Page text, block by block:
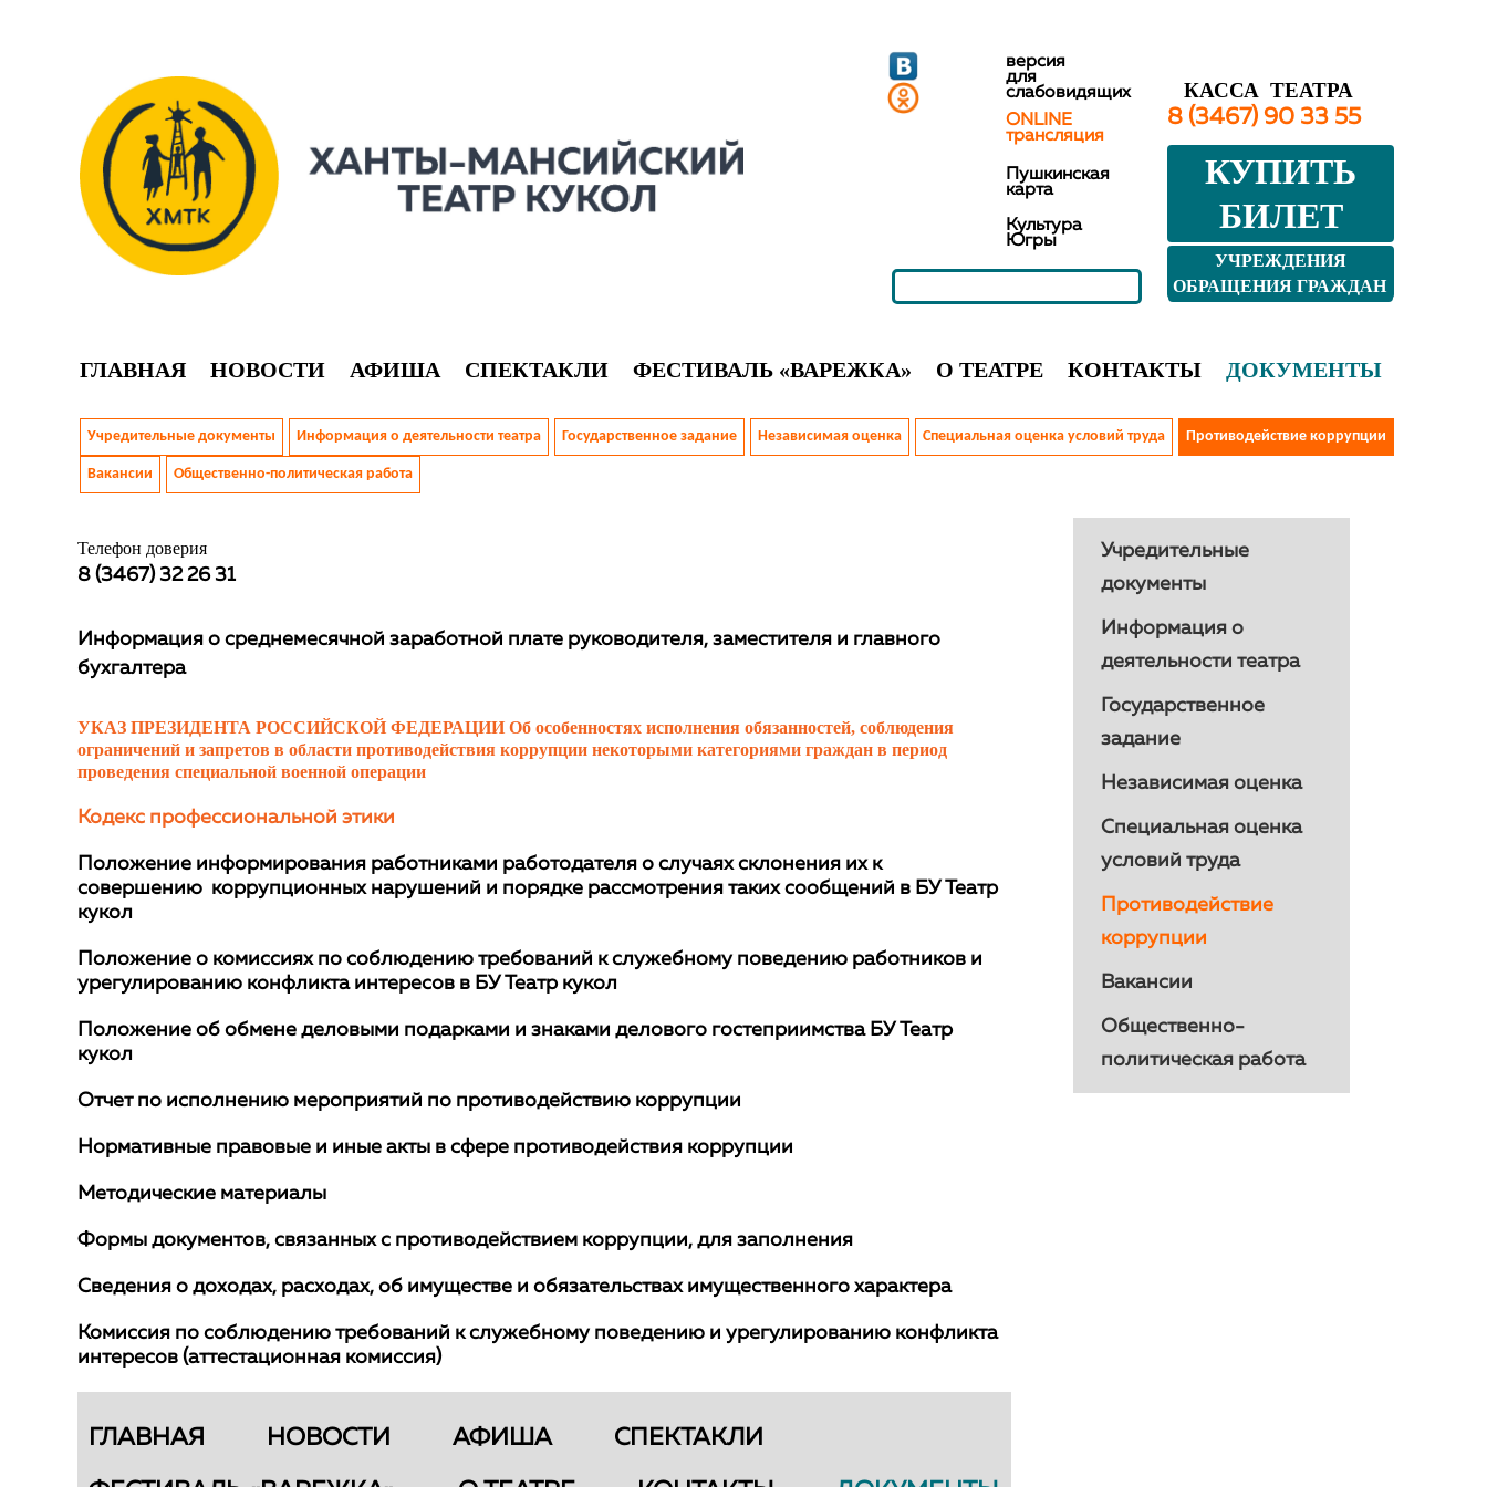
версия
для
слабовидящих
ONLINE
трансляция
Пушкинская
карта
Культура
Югры
КАССА ТЕАТРА
8 (3467) 90 33 55
КУПИТЬ
БИЛЕТ
УЧРЕЖДЕНИЯ
КУЛЬТУРЫ ЮГРЫ
ОБРАЩЕНИЯ ГРАЖДАН
ГЛАВНАЯ НОВОСТИ АФИША СПЕКТАКЛИ ФЕСТИВАЛЬ «ВАРЕЖКА» О ТЕАТРЕ КОНТАКТЫ ДОКУМЕНТЫ
Учредительные документы Информация о деятельности театра Государственное задание Независимая оценка Специальная оценка условий труда Противодействие коррупции
Вакансии Общественно-политическая работа
Учредительные
документы
Информация о
деятельности театра
Государственное
задание
Независимая оценка
Специальная оценка
условий труда
Противодействие
коррупции
Вакансии
Общественно-
политическая работа
Телефон доверия
8 (3467) 32 26 31
Информация о среднемесячной заработной плате руководителя, заместителя и главного
бухгалтера
УКАЗ ПРЕЗИДЕНТА РОССИЙСКОЙ ФЕДЕРАЦИИ Об особенностях исполнения обязанностей, соблюдения
ограничений и запретов в области противодействия коррупции некоторыми категориями граждан в период
проведения специальной военной операции
Кодекс профессиональной этики
Положение информирования работниками работодателя о случаях склонения их к
совершению коррупционных нарушений и порядке рассмотрения таких сообщений в БУ Театр
кукол
Положение о комиссиях по соблюдению требований к служебному поведению работников и
урегулированию конфликта интересов в БУ Театр кукол
Положение об обмене деловыми подарками и знаками делового гостеприимства БУ Театр
кукол
Отчет по исполнению мероприятий по противодействию коррупции
Нормативные правовые и иные акты в сфере противодействия коррупции
Методические материалы
Формы документов, связанных с противодействием коррупции, для заполнения
Сведения о доходах, расходах, об имуществе и обязательствах имущественного характера
Комиссия по соблюдению требований к служебному поведению и урегулированию конфликта
интересов (аттестационная комиссия)
ГЛАВНАЯ НОВОСТИ АФИША СПЕКТАКЛИ